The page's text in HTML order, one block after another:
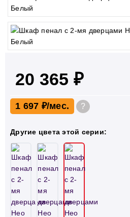
20 365 ₽
1 697 ₽ ?
Другие цвета этой серии: